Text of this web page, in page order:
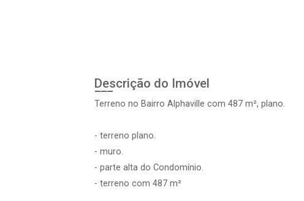
Descrição do Imóvel
Terreno no Bairro Alphaville com 487 m², plano.
- terreno plano.
- muro.
- parte alta do Condomínio.
- terreno com 487 m²